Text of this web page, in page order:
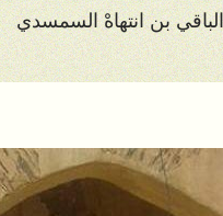
بن انتهاهْ السمسدي